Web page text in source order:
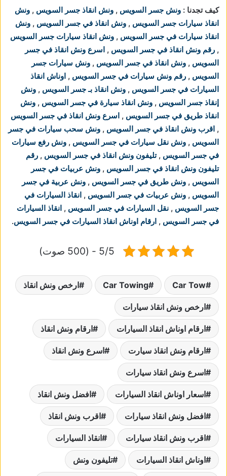
كيف تجدنا : ونش جسر السويس , ونش انقاذ جسر السويس , ونش
انقاذ سيارات جسر السويس , ونش انقاذ في جسر السويس , ونش
انقاذ سيارات في جسر السويس , ونش انقاذ سيارات جسر السويس
, رقم ونش انقاذ في جسر السويس , اسرع ونش انقاذ في جسر
السويس , ونش انقاذ في جسر السويس , ونش سيارات جسر
السويس , رقم ونش سيارات في جسر السويس , اوناش انقاذ
السيارات في جسر السويس , ونش انقاذ بـ جسر السويس , ونش
إنقاذ جسر السويس , ونش انقاذ سيارة في جسر السويس , ونش
انقاذ طريق في جسر السويس , اسرع ونش انقاذ في جسر السويس
, اقرب ونش انقاذ في جسر السويس , ونش سحب سيارات في جسر
السويس , ونش نقل سيارات في جسر السويس , ونش رفع سيارات
في جسر السويس ,تليفون ونش انقاذ في جسر السويس , رقم
تليفون ونش انقاذ في جسر السويس , ونش عربيات في جسر
السويس , ونش طريق في جسر السويس , ونش عربية في جسر
السويس , ونش عربيات في جسر السويس , انقاذ السيارات في
جسر السويس , نقل السيارات في جسر السويس , انقاذ السيارات
في جسر السويس , ارقام اوناش انقاذ السيارات في جسر السويس.
5/5 - (500 صوت)
Car Tow
Car Towing ارخص ونش انقاذ
ارخص ونش انقاذ سيارات
ارقام اوناش انقاذ السيارات ارقام ونش انقاذ
ارقام ونش انقاذ سيارت اسرع ونش انقاذ
اسرع ونش انقاذ سيارات
اسعار اوناش انقاذ السيارات افضل ونش انقاذ
افضل ونش انقاذ سيارات اقرب ونش انقاذ
اقرب ونش انقاذ سيارات انقاذ السيارات
اوناش انقاذ السيارات تليفون ونش